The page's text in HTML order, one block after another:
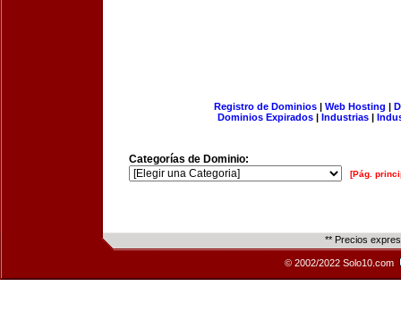
Registro de Dominios| Web Hosting |
Dominios Expirados | Industrias |
Categorías de Dominio:
[Pág.
** Precios
© 2002/2022 Solo10.com